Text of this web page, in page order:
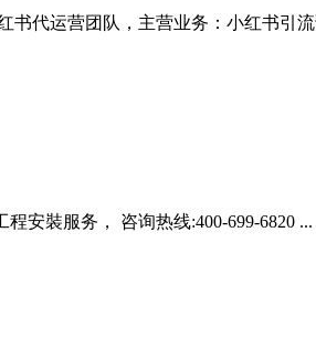
书代运营团队，主营业务：小红书
安裝服务， 咨询热线:400-699-6820 ...